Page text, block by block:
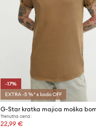
-17%
EXTRA -5 %* s kodo OFF
Trenutna cena:
22,99 €